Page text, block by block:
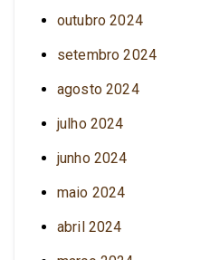
outubro 2024
setembro 2024
agosto 2024
julho 2024
junho 2024
maio 2024
abril 2024